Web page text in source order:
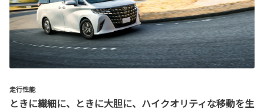
走行性能
ときに繊細に、ときに大胆に、ハイクオリティな移動を生